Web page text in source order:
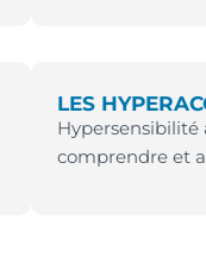
LES
comprendre et